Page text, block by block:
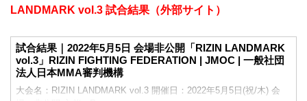
LANDMARK vol.3 試合結果（外部サイト）
試合結果｜2022年5月5日 会場非公開「RIZIN LANDMARK
vol.3」RIZIN FIGHTING FEDERATION | JMOC | 一般社団
法人日本MMA審判機構
大会名：RIZIN LANDMARK vol.3 開催日：2022年5月5日(祝/木) 会